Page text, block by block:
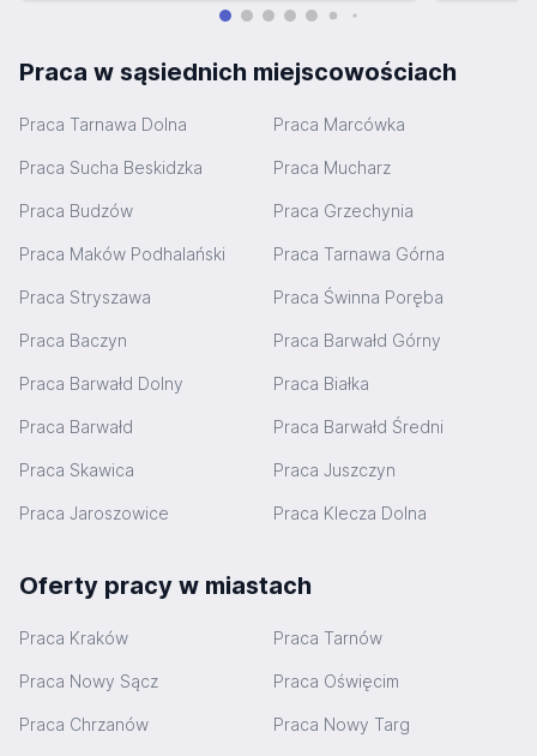
Praca w sąsiednich miejscowościach
Praca Tarnawa Dolna Praca Marcówka
Praca Sucha Beskidzka Praca Mucharz
Praca Budzów Praca Grzechynia
Praca Maków Podhalański Praca Tarnawa Górna
Praca Stryszawa Praca Świnna Poręba
Praca Baczyn Praca Barwałd Górny
Praca Barwałd Dolny Praca Białka
Praca Barwałd Praca Barwałd Średni
Praca Skawica Praca Juszczyn
Praca Jaroszowice Praca Klecza Dolna
Oferty pracy w miastach
Praca Kraków Praca Tarnów
Praca Nowy Sącz Praca Oświęcim
Praca Chrzanów Praca Nowy Targ